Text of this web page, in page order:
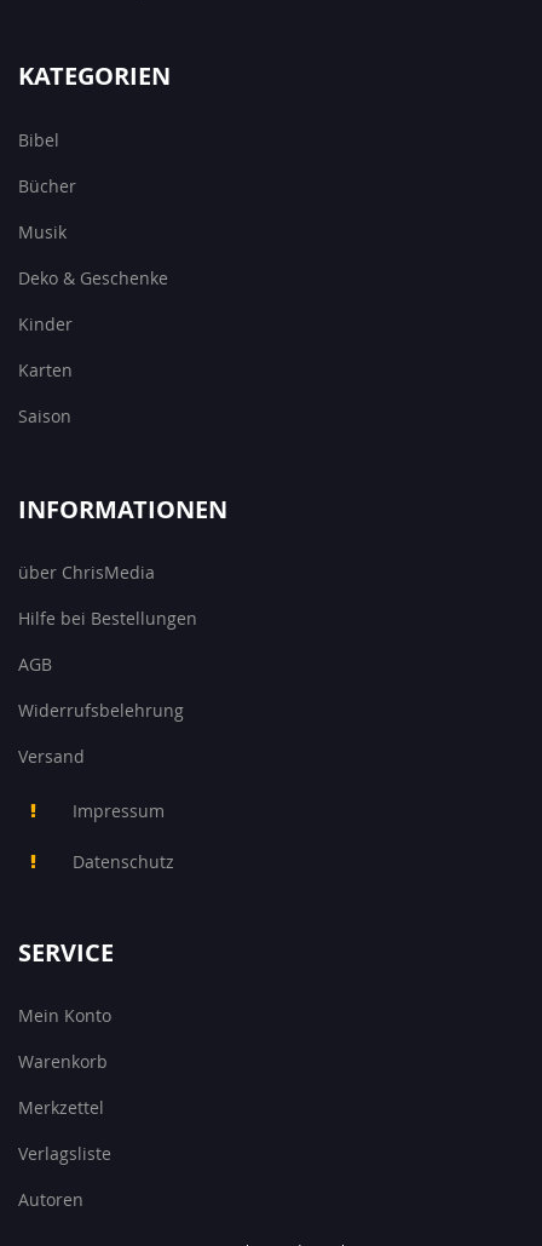
KATEGORIEN
Bibel
Bücher
Musik
Deko & Geschenke
Kinder
Karten
Saison
INFORMATIONEN
über ChrisMedia
Hilfe bei Bestellungen
AGB
Widerrufsbelehrung
Versand
Impressum
Datenschutz
SERVICE
Mein Konto
Warenkorb
Merkzettel
Verlagsliste
Autoren